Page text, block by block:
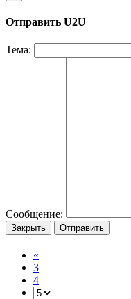
Отправить U2U
Тема:
Сообщение:
Закрыть Отправить
«
3
4